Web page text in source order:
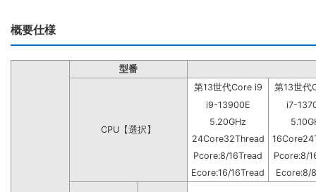
概要仕様
型番
CPU【選択】
第13世代Core i9
第13世代
i9-13900E
i7-
5.20GHz
24Core32Thread
Pcore:8/16Tread
Pcore:8/
Ecore:16/16Tread
Ecore:8/